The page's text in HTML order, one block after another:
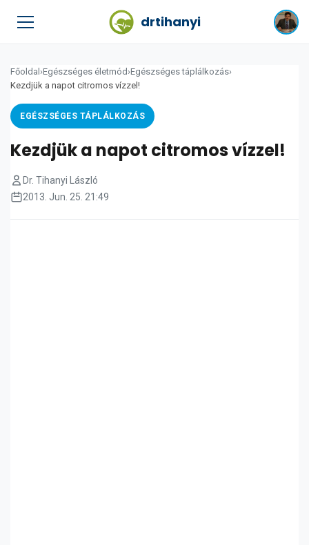
drtihanyi
Főoldal ›Egészséges életmód ›Egészséges táplálkozás›
Kezdjük a napot citromos vízzel!
EGÉSZSÉGES TÁPLÁLKOZÁS
Kezdjük a napot citromos vízzel!
Dr. Tihanyi László
2013. Jun. 25. 21:49